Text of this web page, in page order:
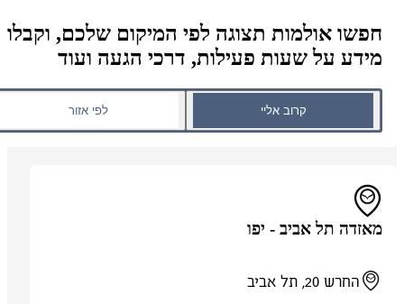
חפשו אולמות תצוגה לפי המיקום שלכם, וקבלו
מידע על שעות פעילות, דרכי הגעה ועוד
קרוב אליי לפי אזור
מאזדה תל אביב - יפו
החרש 20, תל אביב